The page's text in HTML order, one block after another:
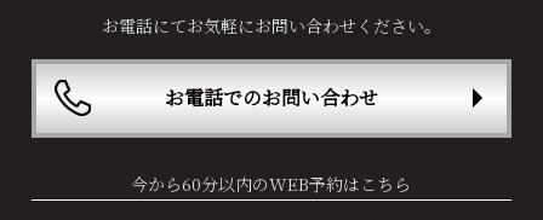
お電話にてお気軽にお問い合わせください。
お電話でのお問い合わせ
今から60分以内のWEB予約はこちら